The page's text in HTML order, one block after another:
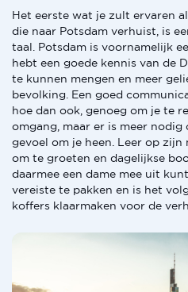
Het eerste wat je zult ervaren
die naar Potsdam verhuist, is
taal. Potsdam is voornamelijk
hebt een goede kennis van de
te kunnen mengen en meer
bevolking. Een goed
hoe dan ook, genoeg om je te
omgang, maar er is meer
gevoel om je heen. Leer op
om te groeten en dagelijkse
daarmee een dame mee uit
vereiste te pakken en is het
koffers klaarmaken voor de